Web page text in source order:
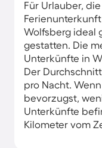
Für Urlauber,
Wolfsberg ideal
gestatten. Die
Unterkünfte in
Der
pro Nacht.
bevorzugst,
Unterkünfte
Kilometer vom